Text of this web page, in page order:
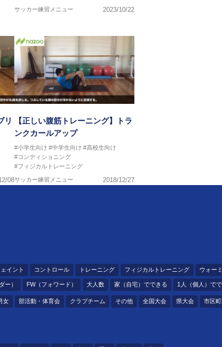
サッカー練習メニュー
2023/10/22
リ
08
【正しい腹筋トレーニング】トラ
ンクカールアップ
#小学生向け #中学生向け #高校生向け
#コンディショニング
#フィジカルトレーニング
サッカー練習メニュー
2018/12/27
イント コントロール トレーニング フィジカルトレーニング ウォー
ー） FW（フォワード） 大人数 家（自宅）でできる 1人（個人）で
女 部活動・体育会 クラブチーム その他 全国大会 県大会 市区町